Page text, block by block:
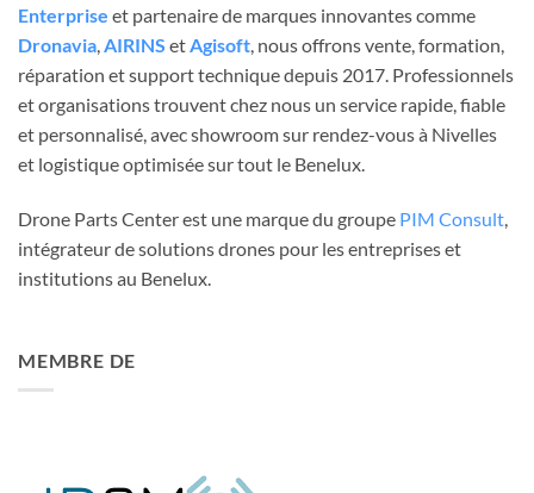
Enterprise et partenaire de marques innovantes comme
Dronavia,AIRINS etAgisoft, nous offrons vente, formation,
réparation et support technique depuis 2017. Professionnels
et organisations trouvent chez nous un service rapide, fiable
et personnalisé, avec showroom sur rendez-vous à Nivelles
et logistique optimisée sur tout le Benelux.
Drone Parts Center est une marque du groupe PIM Consult
intégrateur de solutions drones pour les entreprises et
institutions au Benelux.
MEMBRE DE